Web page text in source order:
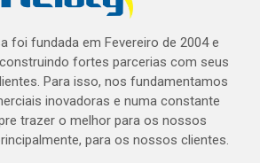
foi fundada em Fevereiro de 2004 e
fortes parcerias com seus
Para isso, nos fundamentamos
inovadoras e numa constante
trazer o melhor para os nossos
para os nossos clientes.